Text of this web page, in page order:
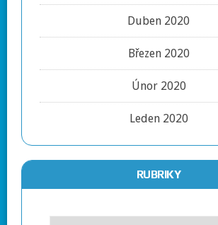
Duben 2020
Březen 2020
Únor 2020
Leden 2020
RUBRIKY